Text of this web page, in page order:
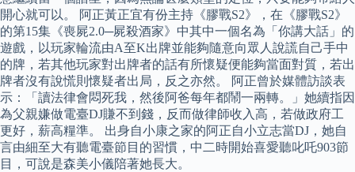
開心就可以。 阿正黃正宜有份主持《膠戰S2》，在《膠戰S2》
的第15集《喪屍2.0─屍殺酒家》中其中一個名為「你講大話」的
遊戲，以玩家輪流由A至K出牌並能夠隨意向眾人說謊自己手中
的牌，若其他玩家對出牌者的話有所懷疑便能夠當面對質，若出
牌者沒有說慌則懷疑者出局，反之亦然。 阿正曾於媒體訪談表
示：「讀法律會悶死我，然後阿爸每年都鬧一兩轉。」她續指因
為父親嫌做電臺DJ賺不到錢，反而做律師收入高，若做政府工
更好，薪高糧準。 出身自小康之家的阿正自小立志當DJ，她自
言由細至大有聽電臺節目的習慣，中二時開始喜愛聽叱吒903節
目，可說是森美小儀陪著她長大。